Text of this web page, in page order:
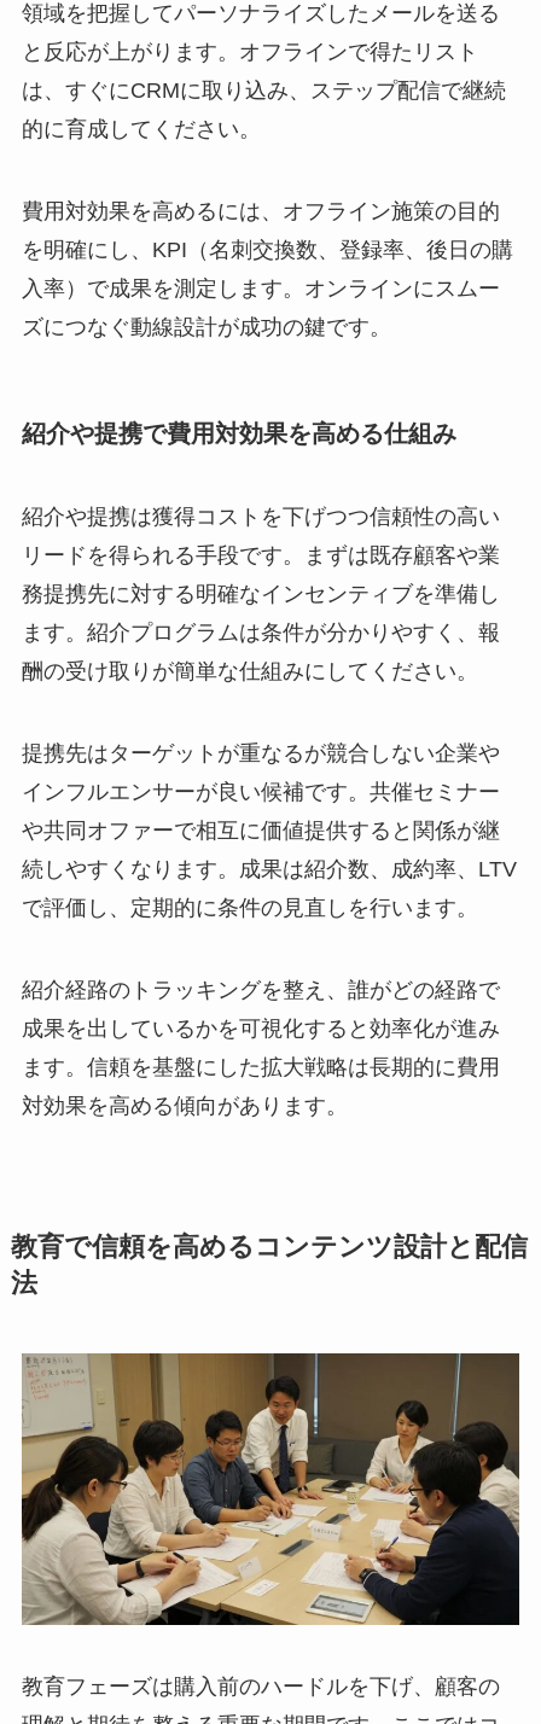
領域を把握してパーソナライズしたメールを送る
と反応が上がります。オフラインで得たリスト
は、すぐにCRMに取り込み、ステップ配信で継続
的に育成してください。
費用対効果を高めるには、オフライン施策の目的
を明確にし、KPI（名刺交換数、登録率、後日の購
入率）で成果を測定します。オンラインにスムー
ズにつなぐ動線設計が成功の鍵です。
紹介や提携で費用対効果を高める仕組み
紹介や提携は獲得コストを下げつつ信頼性の高い
リードを得られる手段です。まずは既存顧客や業
務提携先に対する明確なインセンティブを準備し
ます。紹介プログラムは条件が分かりやすく、報
酬の受け取りが簡単な仕組みにしてください。
提携先はターゲットが重なるが競合しない企業や
インフルエンサーが良い候補です。共催セミナー
や共同オファーで相互に価値提供すると関係が継
続しやすくなります。成果は紹介数、成約率、LTV
で評価し、定期的に条件の見直しを行います。
紹介経路のトラッキングを整え、誰がどの経路で
成果を出しているかを可視化すると効率化が進み
ます。信頼を基盤にした拡大戦略は長期的に費用
対効果を高める傾向があります。
教育で信頼を高めるコンテンツ設計と配信
法
教育フェーズは購入前のハードルを下げ、顧客の